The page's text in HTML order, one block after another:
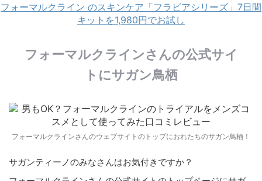
フォーマルクライン のスキンケア「フラビアシリーズ」7日間
キットを1,980円でお試し
フォーマルクラインさんの公式サイ
トにサガン鳥栖
フォーマルクラインさんのウェブサイトのトップにおれたちのサガン鳥栖！
サガンティーノのみなさんはお気付きですか？